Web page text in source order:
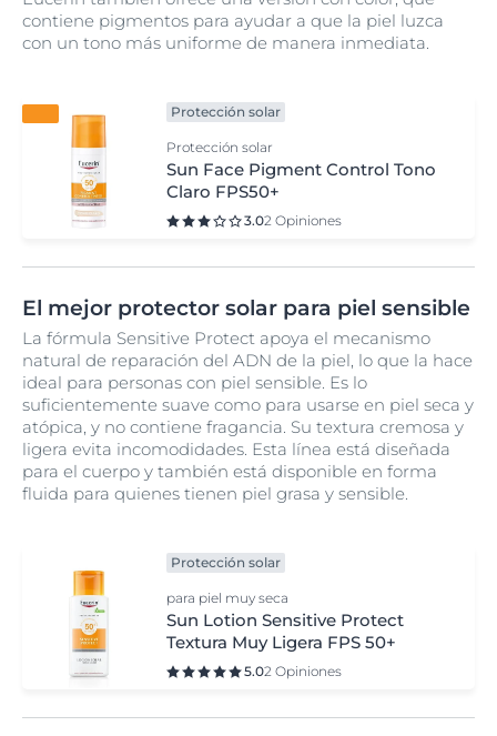
contiene pigmentos para ayudar a que la piel luzca
con un tono más uniforme de manera inmediata.
Protección solar
Protección solar
Sun Face Pigment Control Tono
Claro FPS50+
3.02 Opiniones
El mejor protector solar para piel sensible
La fórmula Sensitive Protect apoya el mecanismo
natural de reparación del ADN de la piel, lo que la hace
ideal para personas con piel sensible. Es lo
suficientemente suave como para usarse en piel seca y
atópica, y no contiene fragancia. Su textura cremosa y
ligera evita incomodidades. Esta línea está diseñada
para el cuerpo y también está disponible en forma
fluida para quienes tienen piel grasa y sensible.
Protección solar
para piel muy seca
Sun Lotion Sensitive Protect
Textura Muy Ligera FPS 50+
5.02 Opiniones